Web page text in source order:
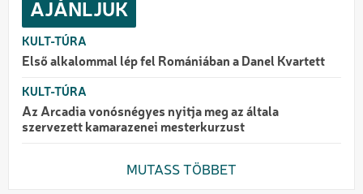
AJÁNLJUK
KULT-TÚRA
Első alkalommal lép fel Romániában a Danel Kvartett
KULT-TÚRA
Az Arcadia vonósnégyes nyitja meg az általa
szervezett kamarazenei mesterkurzust
MUTASS TÖBBET